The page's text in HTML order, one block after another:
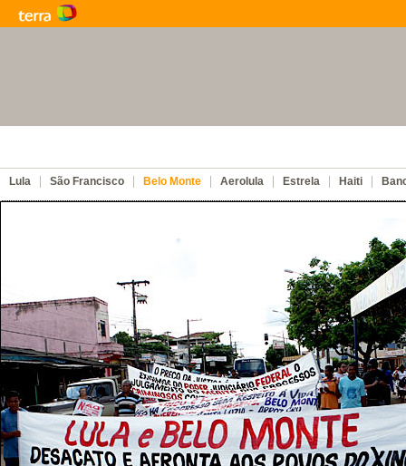
Lula São Francisco Belo Monte Aerolula Estrela Haiti